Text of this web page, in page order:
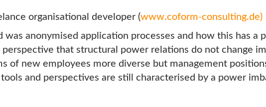
organisational developer (www.coform-consulting.de)
was anonymised application processes and how this has a
that structural power relations do not change
of new employees more diverse but management
and perspectives are still characterised by a power